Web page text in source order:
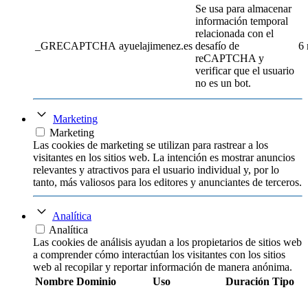
_GRECAPTCHA ayuelajimenez.es
Se usa para almacenar
información temporal
relacionada con el
desafío de
reCAPTCHA y
verificar que el usuario
no es un bot.
6
Marketing
Marketing
Las cookies de marketing se utilizan para rastrear a los
visitantes en los sitios web. La intención es mostrar anuncios
relevantes y atractivos para el usuario individual y, por lo
tanto, más valiosos para los editores y anunciantes de terceros.
Analítica
Analítica
Las cookies de análisis ayudan a los propietarios de sitios web
a comprender cómo interactúan los visitantes con los sitios
web al recopilar y reportar información de manera anónima.
Nombre Dominio Uso Duración Tipo